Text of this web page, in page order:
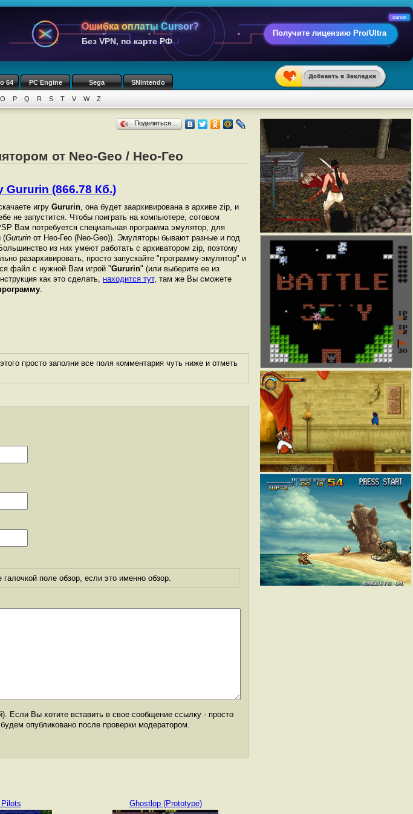
Ошибка оплаты Cursor?
Без VPN, по карте РФ
Получите лицензию Pro/Ultra
Cursor
64 PC Engine Sega SNintendo
O P Q R S T V W Z
Поделиться…
от Neo-Geo / Нео-Гео
Gururin (866.78 Кб.)
игру Gururin, она будет заархивирована в архиве zip, и
не запустится. Чтобы поиграть на компьютере, сотовом
Вам потребуется специальная программа эмулятор, для
(Gururin от Нео-Гео (Neo-Geo)). Эмуляторы бывают разные и под
из них умеют работать с архиватором zip, поэтому
разархивировать, просто запускайте "программу-эмулятор" и
файл с нужной Вам игрой "Gururin" (или выберите ее из
как это сделать, находится тут, там же Вы сможете
.
просто заполни все поля комментария чуть ниже и отметь
поле обзор, если это именно обзор.
Если Вы хотите вставить в свое сообщение ссылку - просто
опубликовано после проверки модератором.
Ghostlop (Prototype)